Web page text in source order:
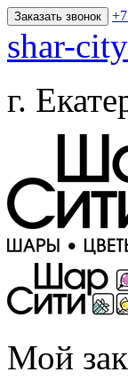
Заказать звонок
shar-
г.
Мой